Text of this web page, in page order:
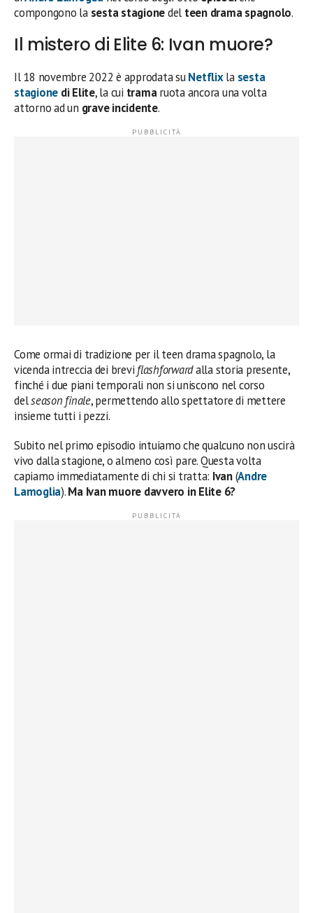
compongono la sesta stagionedel teen drama spagnolo.
Il mistero di Elite 6: Ivan muore?
Il 18 novembre 2022 è approdata suNetflixla sesta
stagione di Elite, la cui tramaruota ancora una volta
attorno ad un grave incidente.
Come ormai di tradizione per il teen drama spagnolo, la
vicenda intreccia dei brevi flashforwardalla storia presente,
finché i due piani temporali non si uniscono nel corso
delseason finale, permettendo allo spettatore di mettere
insieme tutti i pezzi.
Subito nel primo episodio intuiamo che qualcuno non uscirà
vivo dalla stagione, o almeno così pare. Questa volta
capiamo immediatamente di chi si tratta: Ivan(Andre
Lamoglia).Ma Ivan muore davvero in Elite 6?